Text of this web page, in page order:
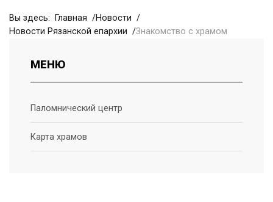
Вы здесь: Главная
Новости
Новости Рязанской епархии
Знакомство с храмом
МЕНЮ
Паломнический центр
Карта храмов